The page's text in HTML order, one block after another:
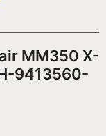
MM350 X-
9413560-